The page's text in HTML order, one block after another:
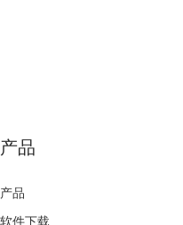
产品
产品
软件下载